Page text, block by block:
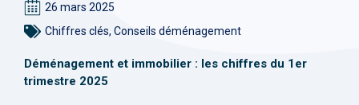
26 mars 2025
Chiffres clés, Conseils déménagement
Déménagement et immobilier : les chiffres du 1er
trimestre 2025